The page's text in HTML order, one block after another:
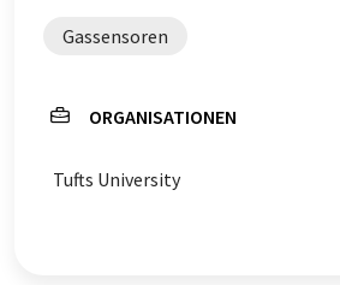
Gassensoren
ORGANISATIONEN
Tufts University